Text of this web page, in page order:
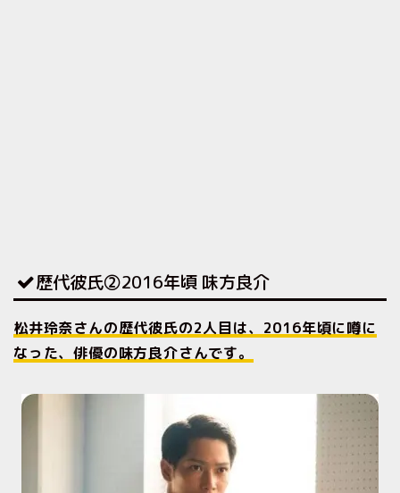
歴代彼氏②2016年頃 味方良介
松井玲奈さんの歴代彼氏の2人目は、2016年頃に噂に
なった、俳優の味方良介さんです。